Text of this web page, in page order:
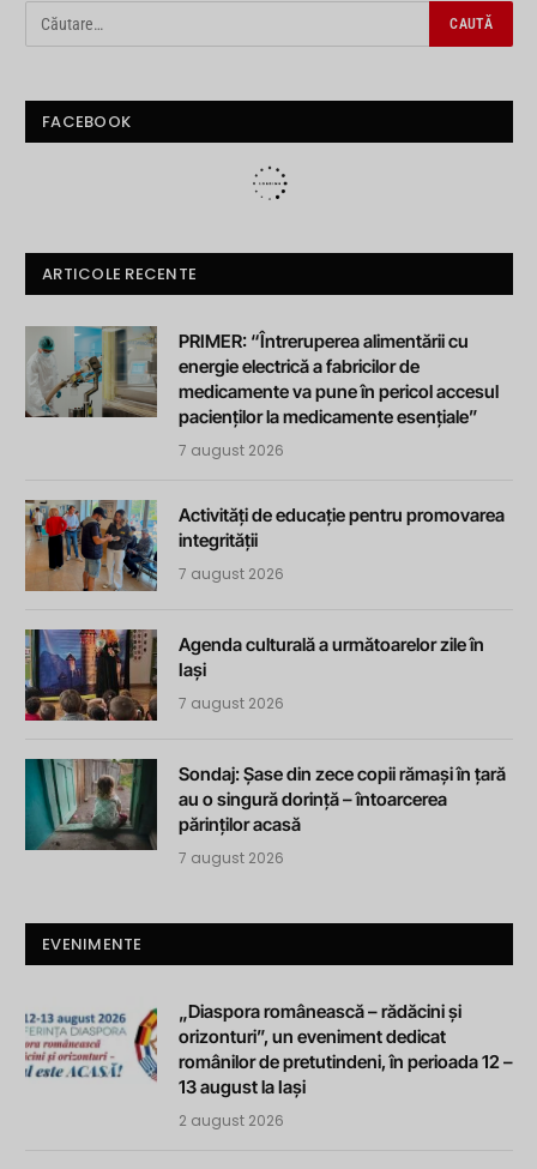
FACEBOOK
ARTICOLE RECENTE
PRIMER: “Întreruperea alimentării cu
energie electrică a fabricilor de
medicamente va pune în pericol accesul
pacienților la medicamente esențiale”
7 august 2026
Activități de educație pentru promovarea
integrității
7 august 2026
Agenda culturală a următoarelor zile în
Iași
7 august 2026
Sondaj: Șase din zece copii rămași în țară
au o singură dorință – întoarcerea
părinților acasă
7 august 2026
EVENIMENTE
„Diaspora românească – rădăcini și
orizonturi”, un eveniment dedicat
românilor de pretutindeni, în perioada 12 –
13 august la Iași
2 august 2026